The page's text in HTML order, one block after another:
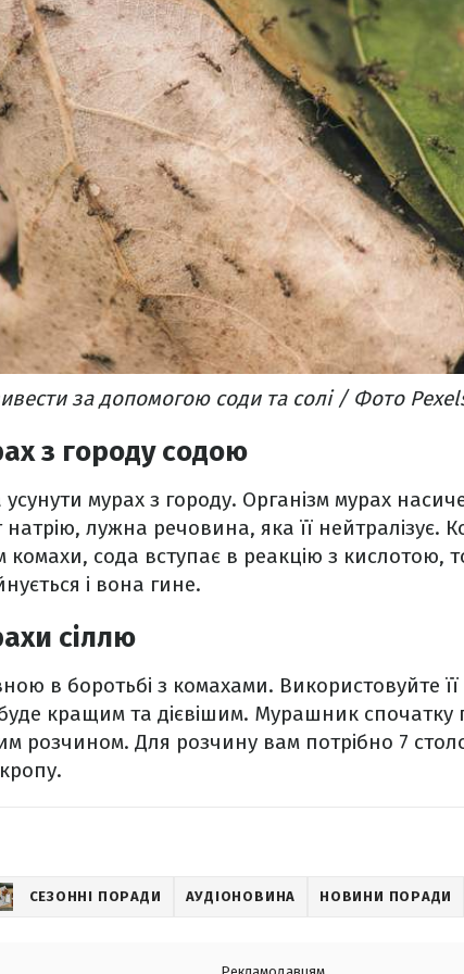
за допомогою соди та солі / Фото
з городу содою
мурах з городу. Організм мурах
натрію, лужна речовина, яка її нейтралізує.
комахи, сода вступає в реакцію з кислотою,
і вона гине.
сіллю
в боротьбі з комахами. Використовуйте її
кращим та дієвішим. Мурашник
розчином. Для розчину вам потрібно 7
СЕЗОННІ ПОРАДИ АУДІОНОВИНА НОВИНИ ПОРАДИ